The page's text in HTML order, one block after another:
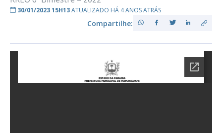
30/01/2023 15H13ATUALIZADO HÁ 4 ANOS ATRÁS
Compartilhe: